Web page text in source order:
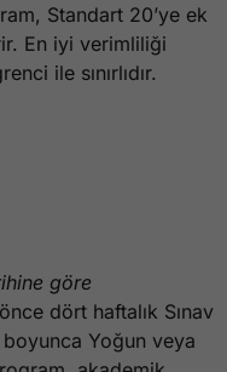
Standart 20’ye ek
En iyi verimliliği
ile sınırlıdır.
göre
dört haftalık Sınav
boyunca Yoğun veya